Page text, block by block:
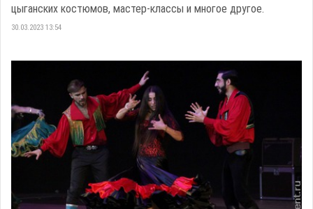
цыганских костюмов, мастер-классы и многое другое.
30.03.2023 13:54